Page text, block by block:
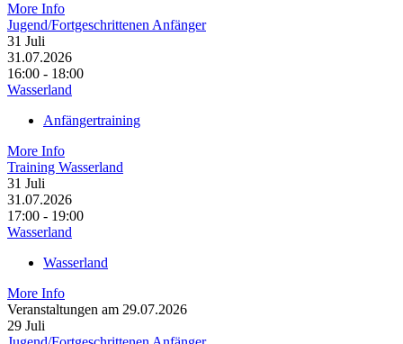
More Info
Jugend/Fortgeschrittenen Anfänger
31 Juli
31.07.2026
16:00 - 18:00
Wasserland
Anfängertraining
More Info
Training Wasserland
31 Juli
31.07.2026
17:00 - 19:00
Wasserland
Wasserland
More Info
Veranstaltungen am 29.07.2026
29 Juli